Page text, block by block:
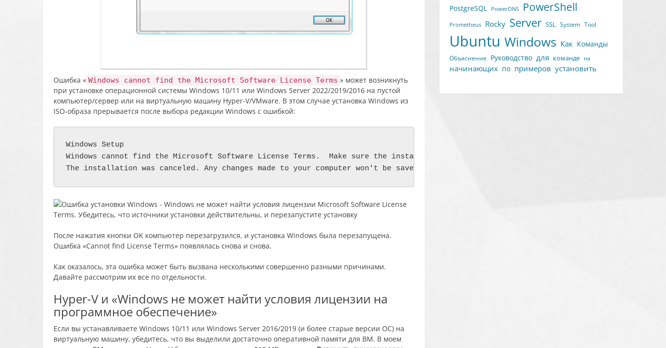
Ошибка « Windows cannot find the Microsoft Software License Terms » может возникнуть
при установке операционной системы Windows 10/11 или Windows Server 2022/2019/2016 на пустой
компьютер/сервер или на виртуальную машину Hyper-V/VMware. В этом случае установка Windows из
ISO-образа прерывается после выбора редакции Windows с ошибкой:
Windows Setup
Windows cannot find the Microsoft Software License Terms.  Make sure the installation sources are valid and restart the installation.
The installation was canceled. Any changes made to your computer won't be saved.
После нажатия кнопки OK компьютер перезагрузился, и установка Windows была перезапущена.
Ошибка «Cannot find License Terms» появлялась снова и снова.
Как оказалось, эта ошибка может быть вызвана несколькими совершенно разными причинами.
Давайте рассмотрим их все по отдельности.
Hyper-V и «Windows не может найти условия лицензии на
программное обеспечение»
Если вы устанавливаете Windows 10/11 или Windows Server 2016/2019 (и более старые версии ОС) на
виртуальную машину, убедитесь, что вы выделили достаточно оперативной памяти для ВМ. В моем
PostgreSQL PowerDNS PowerShell
Prometheus Rocky Server SSL System Tool
Ubuntu Windows Как Команды
Объяснение Руководство для команде на
начинающих по примеров установить